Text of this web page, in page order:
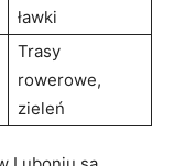
ławki
Trasy
rowerowe,
zieleń